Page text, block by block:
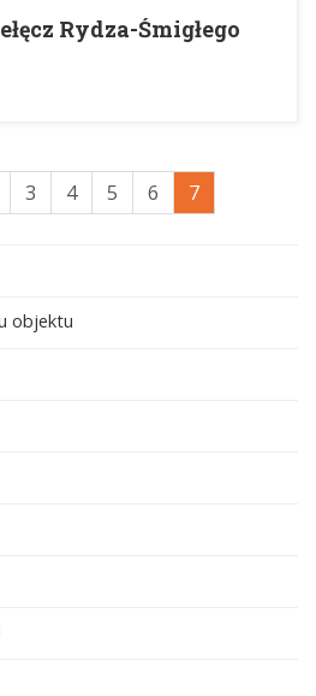
Rydza-Śmigłego
3 4 5 6 7
objektu